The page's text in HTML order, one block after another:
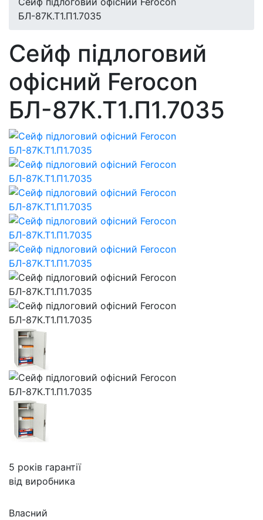
БЛ-87К.Т1.П1.7035
Сейф підлоговий
офісний Ferocon
БЛ-87К.Т1.П1.7035
5 років гарантії
від виробника
Власний